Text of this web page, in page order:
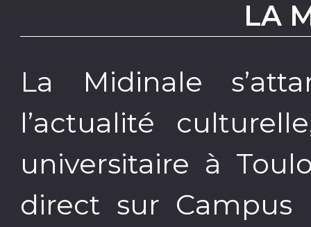
LA
La Midinale
l’actualité
universitaire à
direct sur Campus